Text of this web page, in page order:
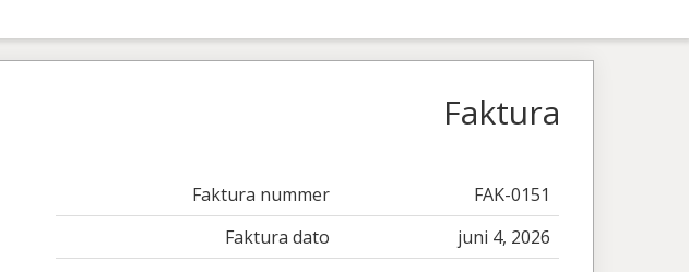
Faktura
Faktura nummer
FAK-0151
Faktura dato
juni 4, 2026